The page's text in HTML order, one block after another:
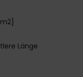
Länge